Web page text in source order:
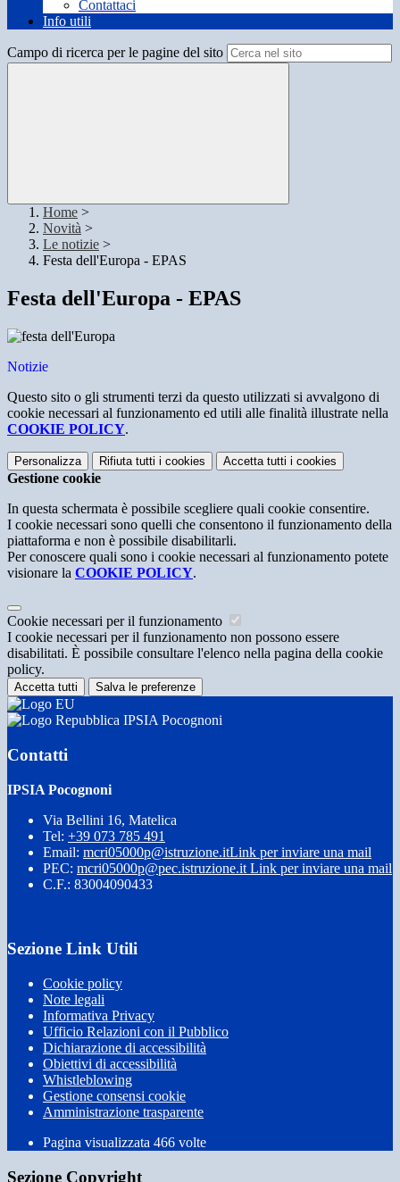
Contattaci
Info utili
Campo di ricerca per le pagine del sito
Home >
Novità >
Le notizie >
Festa dell'Europa - EPAS
Festa dell'Europa - EPAS
Notizie
Questo sito o gli strumenti terzi da questo utilizzati si avvalgono di
cookie necessari al funzionamento ed utili alle finalità illustrate nella
COOKIE POLICY.
Personalizza Rifiuta tutti i cookies Accetta tutti i cookies
Gestione cookie
In questa schermata è possibile scegliere quali cookie consentire.
I cookie necessari sono quelli che consentono il funzionamento della
piattaforma e non è possibile disabilitarli.
Per conoscere quali sono i cookie necessari al funzionamento potete
visionare la COOKIE POLICY.
Cookie necessari per il funzionamento
I cookie necessari per il funzionamento non possono essere
disabilitati. È possibile consultare l'elenco nella pagina della cookie
policy.
Accetta tutti Salva le preferenze
IPSIA Pocognoni
Contatti
IPSIA Pocognoni
Via Bellini 16, Matelica
Tel: +39 073 785 491
Email: mcri05000p@istruzione.itLink per inviare una mail
PEC: mcri05000p@pec.istruzione.it Link per inviare una mail
C.F.: 83004090433
Sezione Link Utili
Cookie policy
Note legali
Informativa Privacy
Ufficio Relazioni con il Pubblico
Dichiarazione di accessibilità
Obiettivi di accessibilità
Whistleblowing
Gestione consensi cookie
Amministrazione trasparente
Pagina visualizzata 466 volte
Sezione Copyright